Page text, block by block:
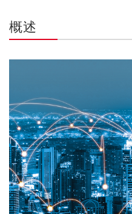
概述